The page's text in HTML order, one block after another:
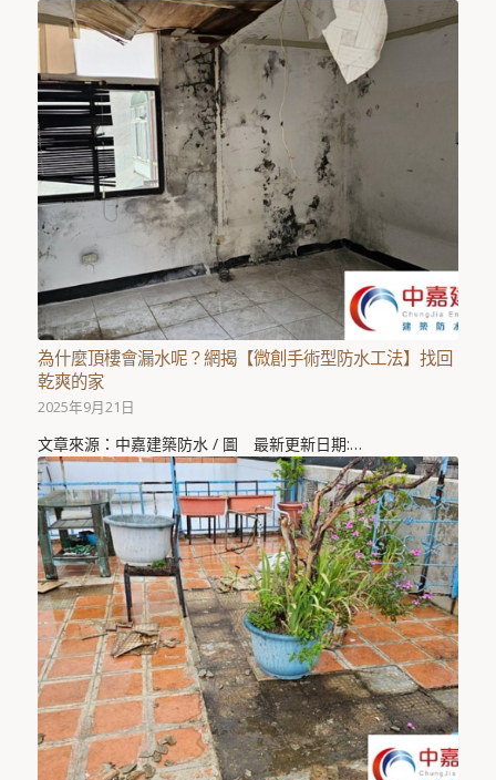
為什麼頂樓會漏水呢？網揭【微創手術型防水工法】找回
乾爽的家
2025年9月21日
文章來源：中嘉建築防水 / 圖 最新更新日期:…